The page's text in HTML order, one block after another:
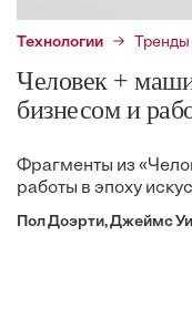
Технологии Тренды
Человек +
бизнесом и
Фрагменты из
работы в эпоху
Пол Доэрти, Джеймс